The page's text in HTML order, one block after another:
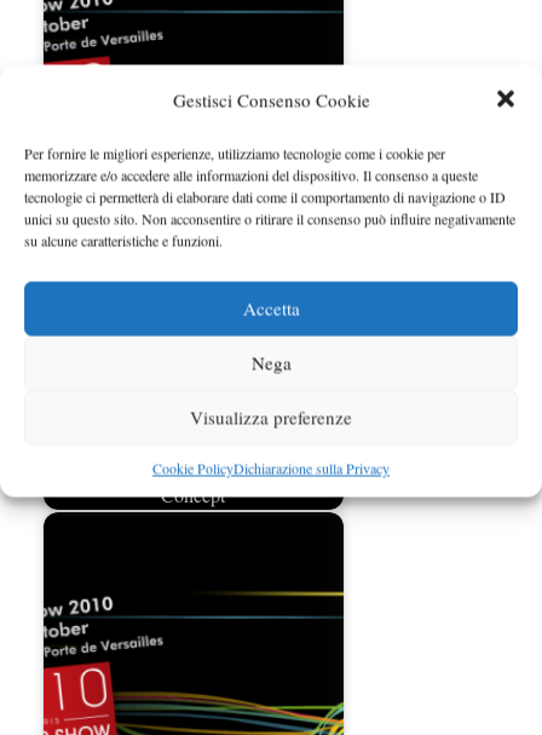
Gestisci Consenso Cookie
Per fornire le migliori esperienze, utilizziamo tecnologie come i cookie per
memorizzare e/o accedere alle informazioni del dispositivo. Il consenso a queste
tecnologie ci permetterà di elaborare dati come il comportamento di navigazione o ID
unici su questo sito. Non acconsentire o ritirare il consenso può influire negativamente
su alcune caratteristiche e funzioni.
Accetta
Nega
Visualizza preferenze
Cookie PolicyDichiarazione sulla Privacy
Bmw Serie 7 ActiveHybrid Concept
al Salone di Parigi
Salone di Parigi: Renault Ondelios
Concept